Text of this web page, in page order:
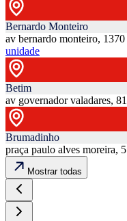
Bernardo Monteiro
av bernardo monteiro,
unidade
Betim
av governador valadares,
Brumadinho
praça paulo alves moreira,
Mostrar todas